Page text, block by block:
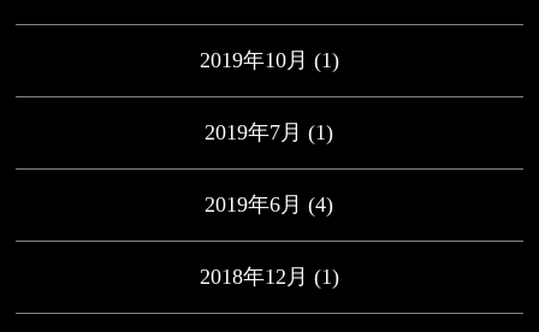
2019年10月 (1)
2019年7月 (1)
2019年6月 (4)
2018年12月 (1)